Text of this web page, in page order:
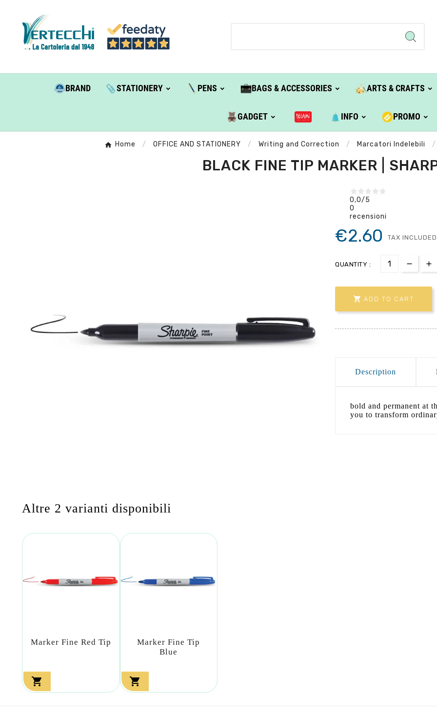
BRAND STATIONERY PENS BAGS & ACCESSORIES ARTS & CRAFTS
GADGET INFO PROMO
Home OFFICE AND STATIONERY Writing and Correction Marcatori Indelebili
BLACK FINE TIP MARKER |
0,0/5
0
recensioni
€2.60 TAX INCLUDED
QUANTITY :
 ADD TO CART
Description
bold and permanent at
you to transform
Altre 2 varianti disponibili
Marker Fine Red Tip

Marker Fine Tip
Blue
